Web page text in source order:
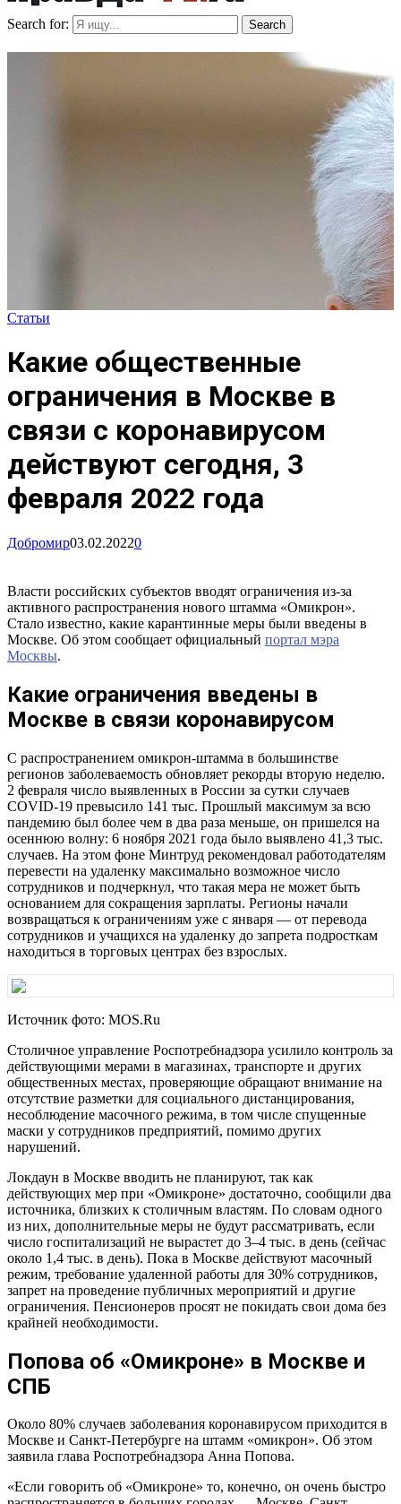
Search for: Search
Статьи
Какие общественные
ограничения в Москве в
связи с коронавирусом
действуют сегодня, 3
февраля 2022 года
Добромир03.02.20220
Власти российских субъектов вводят ограничения из-за
активного распространения нового штамма «Омикрон».
Стало известно, какие карантинные меры были введены в
Москве. Об этом сообщает официальный портал мэра
Москвы.
Какие ограничения введены в
Москве в связи коронавирусом
С распространением омикрон-штамма в большинстве
регионов заболеваемость обновляет рекорды вторую неделю.
2 февраля число выявленных в России за сутки случаев
COVID-19 превысило 141 тыс. Прошлый максимум за всю
пандемию был более чем в два раза меньше, он пришелся на
осеннюю волну: 6 ноября 2021 года было выявлено 41,3 тыс.
случаев. На этом фоне Минтруд рекомендовал работодателям
перевести на удаленку максимально возможное число
сотрудников и подчеркнул, что такая мера не может быть
основанием для сокращения зарплаты. Регионы начали
возвращаться к ограничениям уже с января — от перевода
сотрудников и учащихся на удаленку до запрета подросткам
находиться в торговых центрах без взрослых.
Источник фото: MOS.Ru
Столичное управление Роспотребнадзора усилило контроль за
действующими мерами в магазинах, транспорте и других
общественных местах, проверяющие обращают внимание на
отсутствие разметки для социального дистанцирования,
несоблюдение масочного режима, в том числе спущенные
маски у сотрудников предприятий, помимо других
нарушений.
Локдаун в Москве вводить не планируют, так как
действующих мер при «Омикроне» достаточно, сообщили два
источника, близких к столичным властям. По словам одного
из них, дополнительные меры не будут рассматривать, если
число госпитализаций не вырастет до 3–4 тыс. в день (сейчас
около 1,4 тыс. в день). Пока в Москве действуют масочный
режим, требование удаленной работы для 30% сотрудников,
запрет на проведение публичных мероприятий и другие
ограничения. Пенсионеров просят не покидать свои дома без
крайней необходимости.
Попова об «Омикроне» в Москве и
СПБ
Около 80% случаев заболевания коронавирусом приходится в
Москве и Санкт-Петербурге на штамм «омикрон». Об этом
заявила глава Роспотребнадзора Анна Попова.
«Если говорить об «Омикроне» то, конечно, он очень быстро